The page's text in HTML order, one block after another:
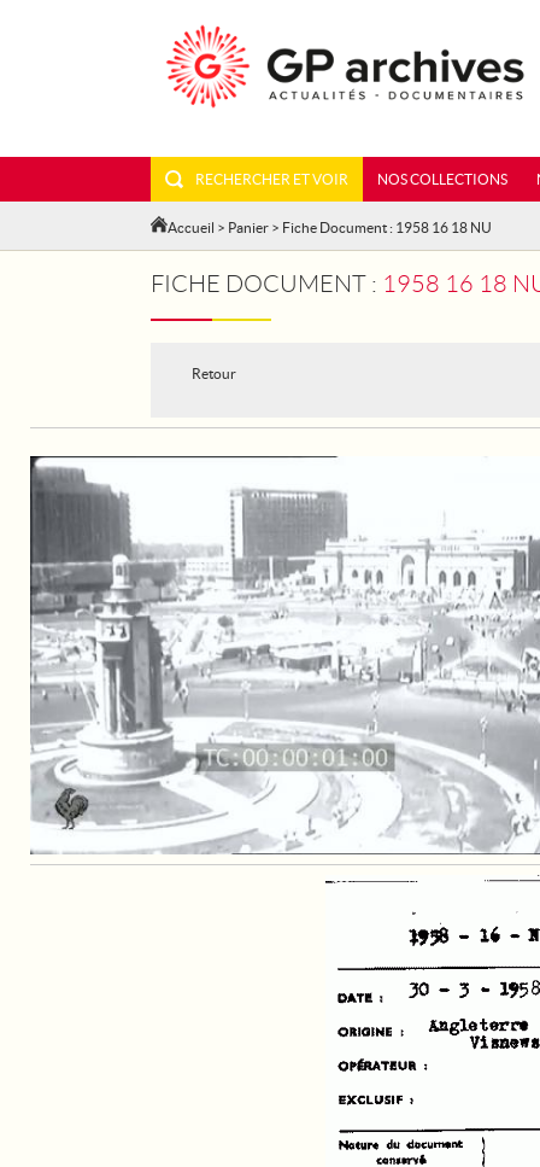
RECHERCHER ET VOIR NOS COLLECTIONS
Accueil > Panier > Fiche Document : 1958 16 18 NU
FICHE DOCUMENT : 1958 16 18
Retour